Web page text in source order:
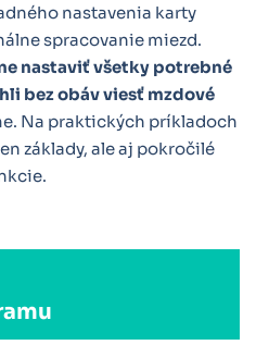
nastavenia karty
spracovanie miezd.
nastaviť všetky potrebné
bez obáv viesť mzdové
Na praktických príkladoch
základy, ale aj pokročilé